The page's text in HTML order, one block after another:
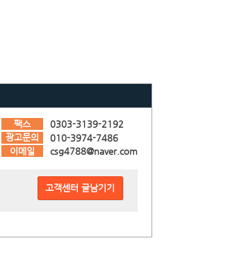
팩스
0303-3139-2192
광고문의
010-3974-7486
이메일
csg4788@naver.com
고객센터 글남기기